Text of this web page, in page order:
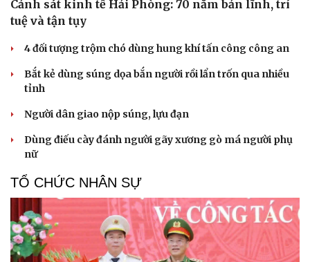
Cảnh sát kinh tế Hải Phòng: 70 năm bản lĩnh, trí
tuệ và tận tụy
4 đối tượng trộm chó dùng hung khí tấn công công an
Bắt kẻ dùng súng dọa bắn người rồi lẩn trốn qua nhiều
tỉnh
Người dân giao nộp súng, lựu đạn
Dùng điếu cày đánh người gãy xương gò má người phụ
nữ
TỔ CHỨC NHÂN SỰ